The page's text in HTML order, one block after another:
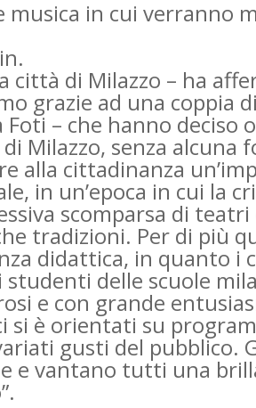
in cui verranno
città di Milazzo – ha
grazie ad una coppia
– che hanno deciso
Milazzo, senza alcuna
alla cittadinanza
in un’epoca in cui la
scomparsa di teatri
tradizioni. Per di più
didattica, in quanto i
delle scuole
e con grande
si è orientati su
gusti del pubblico.
e vantano tutti una